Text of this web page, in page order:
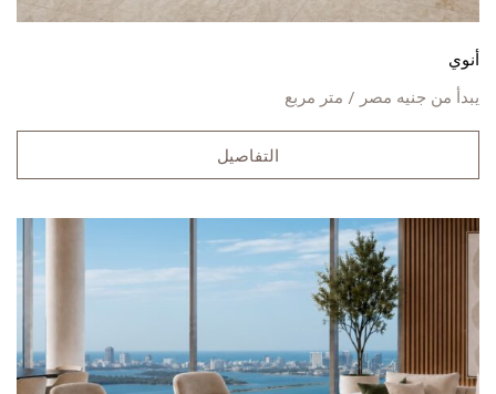
أنوي
يبدأ من جنيه مصر / متر مربع
التفاصيل